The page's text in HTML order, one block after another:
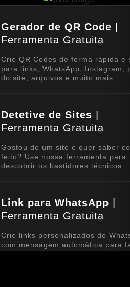
Gerador de QR Code |
Ferramenta Gratuita
Crie QR Codes de forma rápida e
para links, WhatsApp, Instagram,
do site, arquivos e muito mais.
Detetive de Sites |
Ferramenta Gratuita
Gostou de um site e quer saber
feito? Use nossa ferramenta para
descobrir os bastidores técnicos.
Link para WhatsApp |
Ferramenta Gratuita
Crie links personalizados do
com mensagem automática para